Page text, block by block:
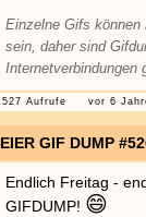
Einzelne Gifs können
sein, daher sind
Internetverbindungen
Aufrufe vor 6
GIF DUMP
Endlich Freitag -
GIFDUMP! 😄